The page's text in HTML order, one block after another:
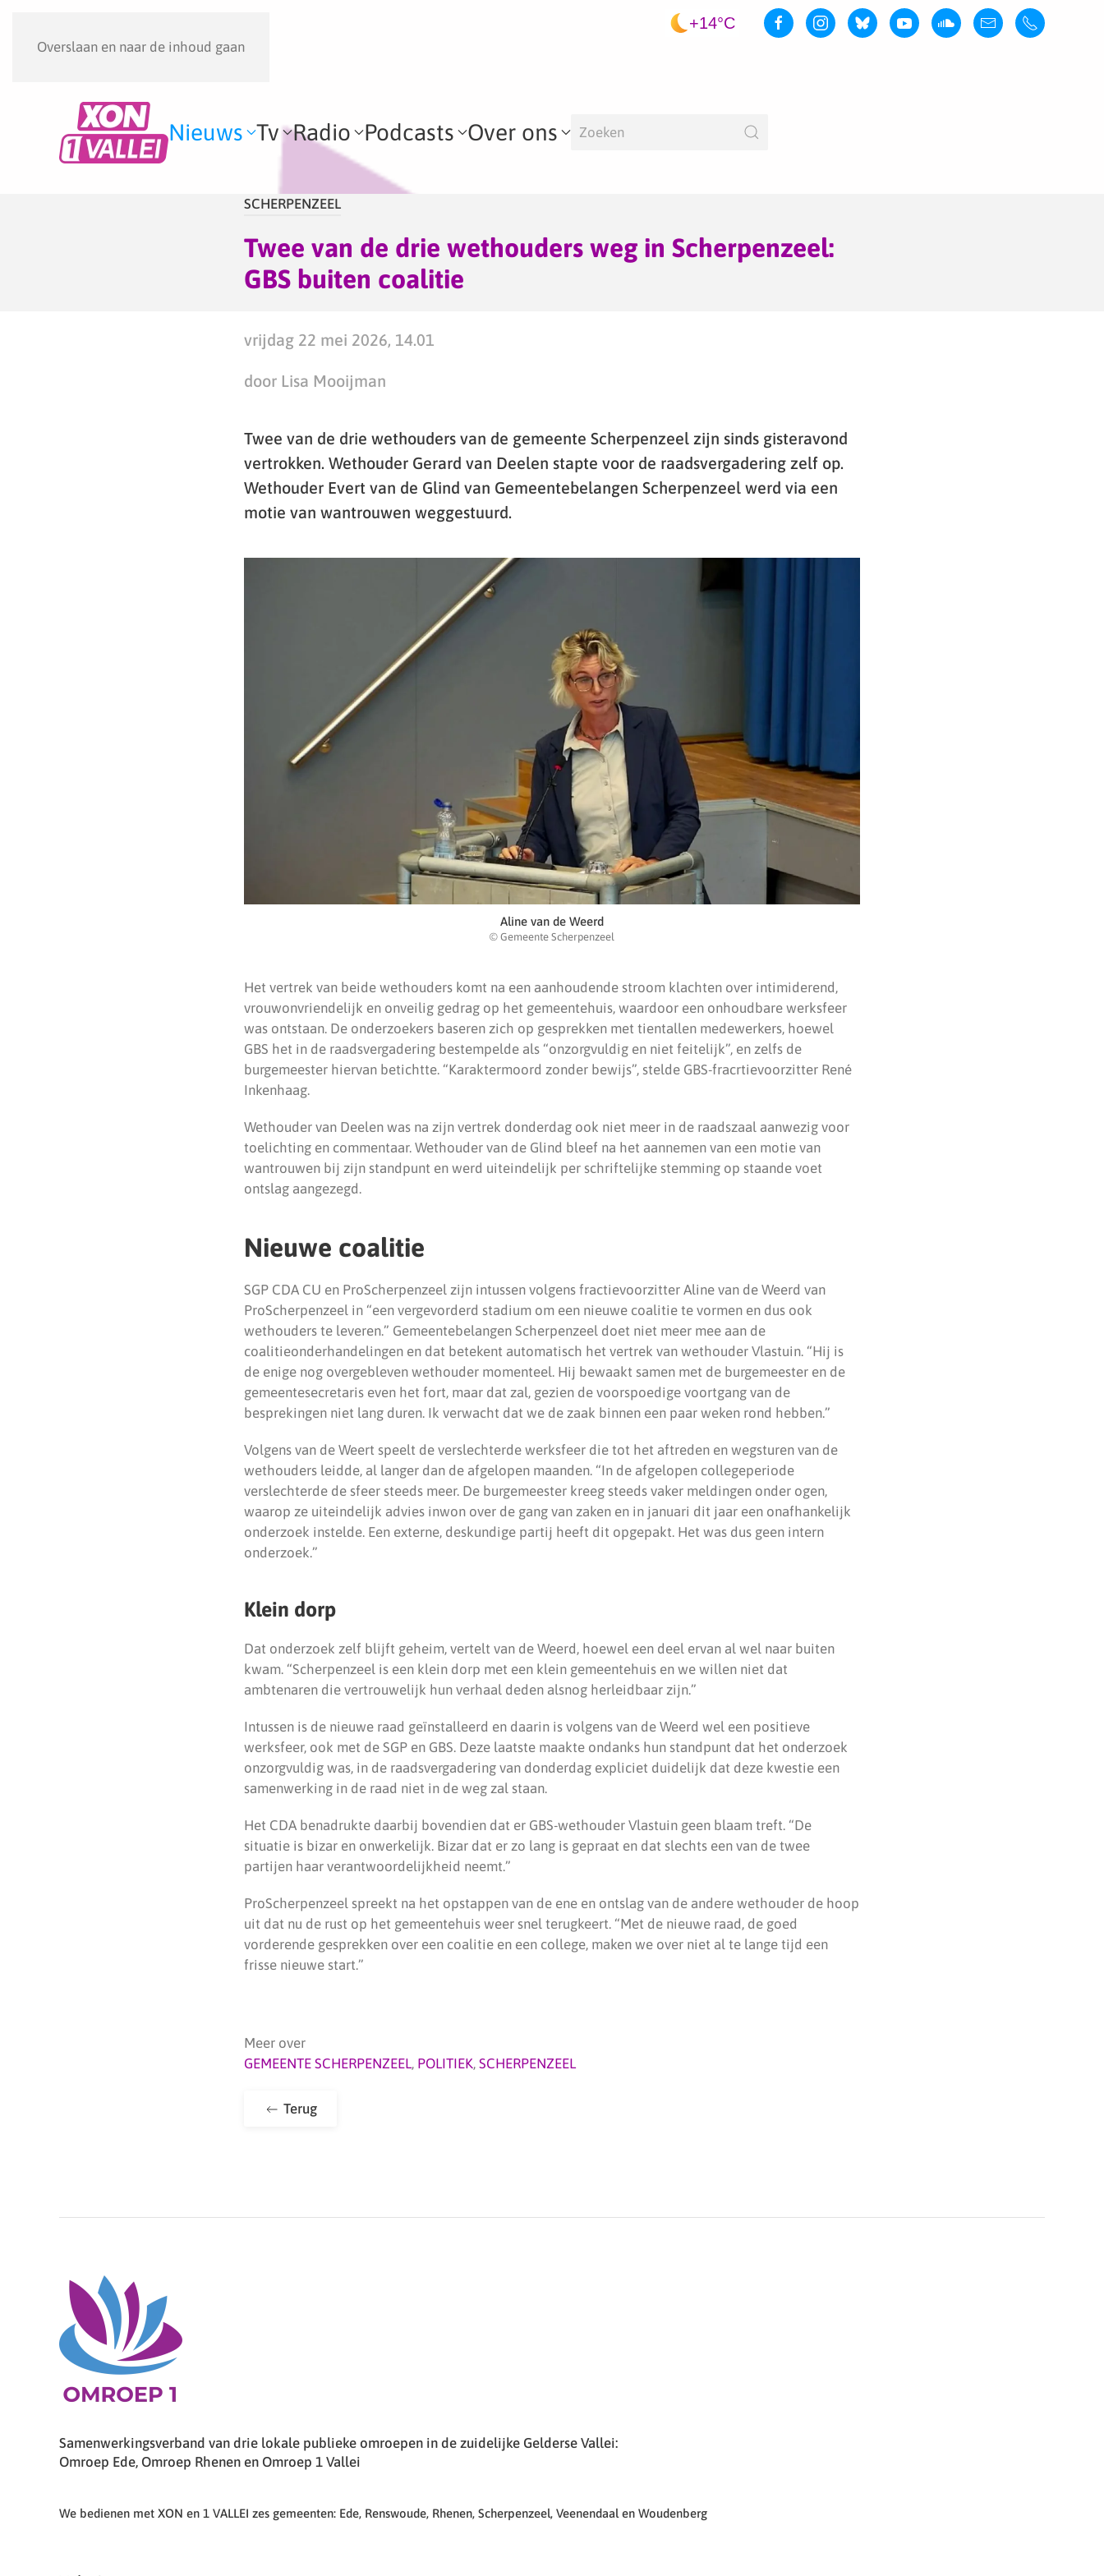
Overslaan en naar de inhoud gaan
+14°C
Nieuws Tv Radio Podcasts Over ons
SCHERPENZEEL
Twee van de drie wethouders weg in Scherpenzeel:
GBS buiten coalitie
vrijdag 22 mei 2026, 14.01
door Lisa Mooijman
Twee van de drie wethouders van de gemeente Scherpenzeel zijn sinds gisteravond
vertrokken. Wethouder Gerard van Deelen stapte voor de raadsvergadering zelf op.
Wethouder Evert van de Glind van Gemeentebelangen Scherpenzeel werd via een
motie van wantrouwen weggestuurd.
Aline van de Weerd
© Gemeente Scherpenzeel
Het vertrek van beide wethouders komt na een aanhoudende stroom klachten over intimiderend,
vrouwonvriendelijk en onveilig gedrag op het gemeentehuis, waardoor een onhoudbare werksfeer
was ontstaan. De onderzoekers baseren zich op gesprekken met tientallen medewerkers, hoewel
GBS het in de raadsvergadering bestempelde als “onzorgvuldig en niet feitelijk”, en zelfs de
burgemeester hiervan betichtte. “Karaktermoord zonder bewijs”, stelde GBS-fracrtievoorzitter René
Inkenhaag.
Wethouder van Deelen was na zijn vertrek donderdag ook niet meer in de raadszaal aanwezig voor
toelichting en commentaar. Wethouder van de Glind bleef na het aannemen van een motie van
wantrouwen bij zijn standpunt en werd uiteindelijk per schriftelijke stemming op staande voet
ontslag aangezegd.
Nieuwe coalitie
SGP CDA CU en ProScherpenzeel zijn intussen volgens fractievoorzitter Aline van de Weerd van
ProScherpenzeel in “een vergevorderd stadium om een nieuwe coalitie te vormen en dus ook
wethouders te leveren.” Gemeentebelangen Scherpenzeel doet niet meer mee aan de
coalitieonderhandelingen en dat betekent automatisch het vertrek van wethouder Vlastuin. “Hij is
de enige nog overgebleven wethouder momenteel. Hij bewaakt samen met de burgemeester en de
gemeentesecretaris even het fort, maar dat zal, gezien de voorspoedige voortgang van de
besprekingen niet lang duren. Ik verwacht dat we de zaak binnen een paar weken rond hebben.”
Volgens van de Weert speelt de verslechterde werksfeer die tot het aftreden en wegsturen van de
wethouders leidde, al langer dan de afgelopen maanden. “In de afgelopen collegeperiode
verslechterde de sfeer steeds meer. De burgemeester kreeg steeds vaker meldingen onder ogen,
waarop ze uiteindelijk advies inwon over de gang van zaken en in januari dit jaar een onafhankelijk
onderzoek instelde. Een externe, deskundige partij heeft dit opgepakt. Het was dus geen intern
onderzoek.”
Klein dorp
Dat onderzoek zelf blijft geheim, vertelt van de Weerd, hoewel een deel ervan al wel naar buiten
kwam. “Scherpenzeel is een klein dorp met een klein gemeentehuis en we willen niet dat
ambtenaren die vertrouwelijk hun verhaal deden alsnog herleidbaar zijn.”
Intussen is de nieuwe raad geïnstalleerd en daarin is volgens van de Weerd wel een positieve
werksfeer, ook met de SGP en GBS. Deze laatste maakte ondanks hun standpunt dat het onderzoek
onzorgvuldig was, in de raadsvergadering van donderdag expliciet duidelijk dat deze kwestie een
samenwerking in de raad niet in de weg zal staan.
Het CDA benadrukte daarbij bovendien dat er GBS-wethouder Vlastuin geen blaam treft. “De
situatie is bizar en onwerkelijk. Bizar dat er zo lang is gepraat en dat slechts een van de twee
partijen haar verantwoordelijkheid neemt.”
ProScherpenzeel spreekt na het opstappen van de ene en ontslag van de andere wethouder de hoop
uit dat nu de rust op het gemeentehuis weer snel terugkeert. “Met de nieuwe raad, de goed
vorderende gesprekken over een coalitie en een college, maken we over niet al te lange tijd een
frisse nieuwe start.”
Meer over
GEMEENTE SCHERPENZEEL, POLITIEK, SCHERPENZEEL
Terug
Samenwerkingsverband van drie lokale publieke omroepen in de zuidelijke Gelderse Vallei:
Omroep Ede, Omroep Rhenen en Omroep 1 Vallei
We bedienen met XON en 1 VALLEI zes gemeenten: Ede, Renswoude, Rhenen, Scherpenzeel, Veenendaal en Woudenberg